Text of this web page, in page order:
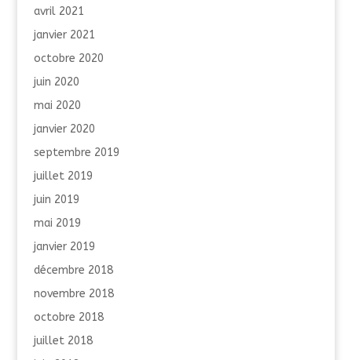
avril 2021
janvier 2021
octobre 2020
juin 2020
mai 2020
janvier 2020
septembre 2019
juillet 2019
juin 2019
mai 2019
janvier 2019
décembre 2018
novembre 2018
octobre 2018
juillet 2018